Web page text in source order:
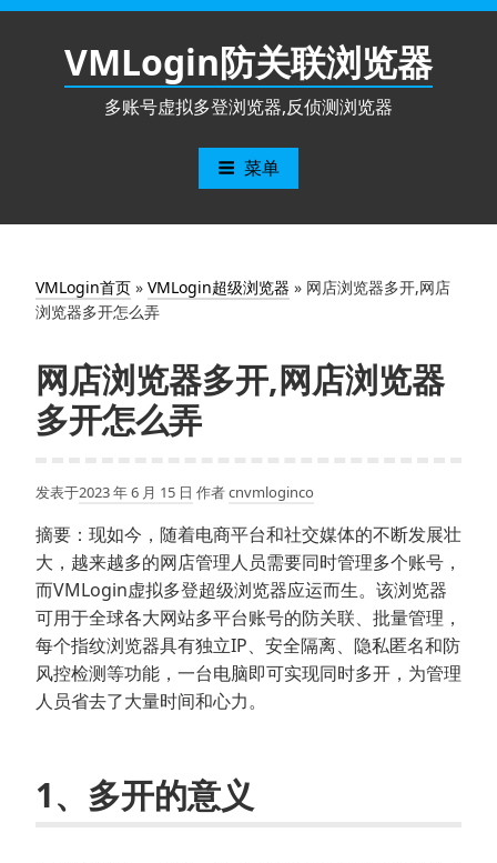
跳
VMLogin防关联浏览器
多账号虚拟多登浏览器,反侦测浏览器
菜单
VMLogin首页 » VMLogin超级浏览器 » 网店浏览器多开,网店
浏览器多开怎么弄
网店浏览器多开,网店浏览器
多开怎么弄
发表于2023 年 6 月 15 日 作者cnvmloginco
摘要：现如今，随着电商平台和社交媒体的不断发展壮
大，越来越多的网店管理人员需要同时管理多个账号，
而VMLogin虚拟多登超级浏览器应运而生。该浏览器
可用于全球各大网站多平台账号的防关联、批量管理，
每个指纹浏览器具有独立IP、安全隔离、隐私匿名和防
风控检测等功能，一台电脑即可实现同时多开，为管理
人员省去了大量时间和心力。
1、多开的意义